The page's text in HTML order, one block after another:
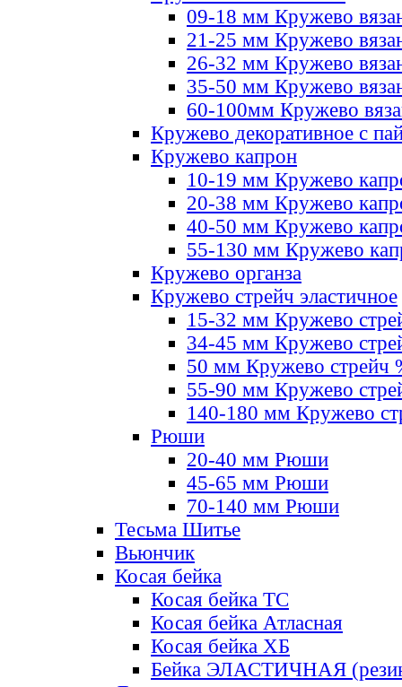
09-18 мм Кружево
21-25 мм Кружево
26-32 мм Кружево
35-50 мм Кружево
60-100мм Кружево
Кружево декоративное с
Кружево капрон
10-19 мм Кружево
20-38 мм Кружево
40-50 мм Кружево
55-130 мм Кружево
Кружево органза
Кружево стрейч эластичное
15-32 мм Кружево
34-45 мм Кружево
50 мм Кружево стрейч
55-90 мм Кружево
140-180 мм Кружево
Рюши
20-40 мм Рюши
45-65 мм Рюши
70-140 мм Рюши
Тесьма Шитье
Вьюнчик
Косая бейка
Косая бейка ТС
Косая бейка Атласная
Косая бейка ХБ
Бейка ЭЛАСТИЧНАЯ